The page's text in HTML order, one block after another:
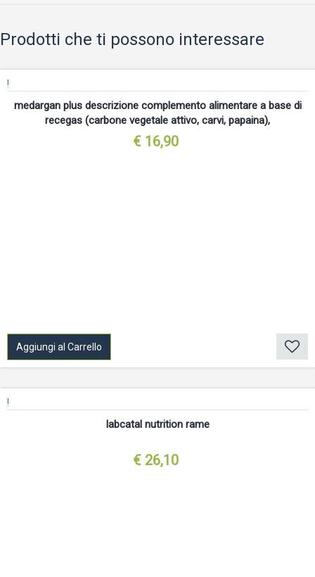
Prodotti che ti possono interessare
!
medargan plus descrizione complemento alimentare a base di
recegas (carbone vegetale attivo, carvi, papaina),
€ 16,90
Aggiungi al Carrello
!
labcatal nutrition rame
€ 26,10